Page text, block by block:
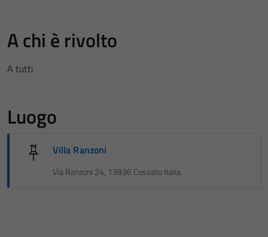
A chi è rivolto
A tutti
Luogo
Villa Ranzoni
Via Ranzoni 24, 13836 Cossato Italia